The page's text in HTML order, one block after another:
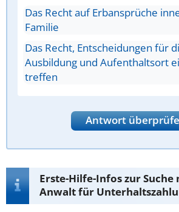
Das Recht auf Erbansprüche
Familie
Das Recht, Entscheidungen für
Ausbildung und Aufenthaltsort
treffen
Antwort
Erste-Hilfe-Infos zur Suche
Anwalt für